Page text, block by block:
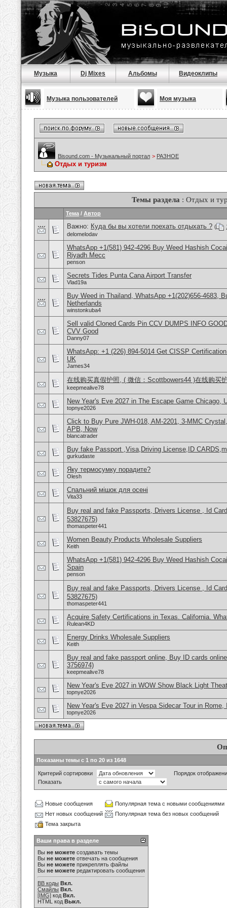
Музыка Dj Mixes Альбомы Видеоклипы
Музыка пользователей Моя музыка
Bisound.com - Музыкальный портал > РАЗНОЕ
Отдых и туризм
Темы раздела : Отдых и
Тема / Автор
Важно: Куда бы вы хотели поехать отдыхать ? (
delomelodav
WhatsApp +1(581) 942-4296 Buy Weed Hashish
Riyadh Mecc
penson
Secrets Tides Punta Cana Airport Transfer
Vlad19a
Buy Weed in Thailand, WhatsApp +1(202)656-4683,
Netherlands
winstonkuba4
Sell valid Cloned Cards Pin CCV DUMPS INFO
CVV Good
Danny07
WhatsApp: +1 (226) 894-5014​ Get CISSP
UK
James34
在线购买真假护照, ( 微信：Scottbowers44 )在线购买
keepmealive78
New Year's Eve 2027 in The Escape Game Chicago,
topnye2026
Click to Buy Pure JWH-018, AM-2201, 3-MMC
APB, Now
blancatrader
Buy fake Passport ,Visa,Driving License,ID
gurkudaste
Яку термосумку порадите?
Olesh
Спальний мішок для осені
Vita33
Buy real and fake Passports, Drivers License , Id
53827675)
thomaspeter441
Women Beauty Products Wholesale Suppliers
Keith
WhatsApp +1(581) 942-4296 Buy Weed Hashish
Spain
penson
Buy real and fake Passports, Drivers License , Id
53827675)
thomaspeter441
Acquire Safety Certifications in Texas. California.
Rulean4KD
Energy Drinks Wholesale Suppliers
Keith
Buy real and fake passport online, Buy ID cards
3756974)
keepmealive78
New Year's Eve 2027 in WOW Show Black Light
topnye2026
New Year's Eve 2027 in Vespa Sidecar Tour in Rome,
topnye2026
Показаны темы с 1 по 20 из 1648
Критерий сортировки
Порядок
Показать
Новые сообщения
Популярная тема с новыми сообщениями
Нет новых сообщений
Популярная тема без новых сообщений
Тема закрыта
Ваши права в разделе
Вы не можете создавать темы
Вы не можете отвечать на сообщения
Вы не можете прикреплять файлы
Вы не можете редактировать сообщения
BB коды Вкл.
Смайлы Вкл.
[IMG] код Вкл.
HTML код Выкл.